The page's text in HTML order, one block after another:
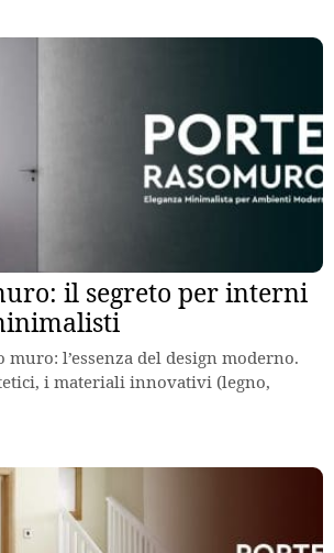
il segreto per interni
muro: l’essenza del design moderno.
i materiali innovativi (legno,